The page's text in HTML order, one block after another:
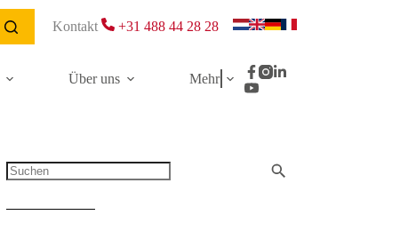
Kontakt +31 488 44 28 28
Über uns Mehr